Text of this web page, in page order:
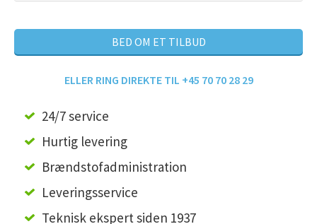
BED OM ET TILBUD
ELLER RING DIREKTE TIL +45 70 70 28 29
24/7 service
Hurtig levering
Brændstofadministration
Leveringsservice
Teknisk ekspert siden 1937